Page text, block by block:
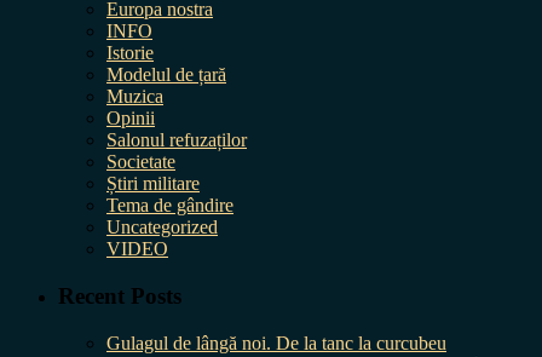
Europa nostra
INFO
Istorie
Modelul de țară
Muzica
Opinii
Salonul refuzaților
Societate
Știri militare
Tema de gândire
Uncategorized
VIDEO
Recent Posts
Gulagul de lângă noi. De la tanc la curcubeu